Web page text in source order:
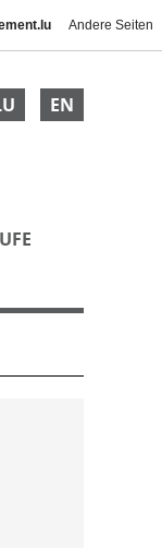
Andere Seiten
EN